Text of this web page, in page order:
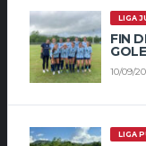
LIGA
FIN
10/09/
LIGA